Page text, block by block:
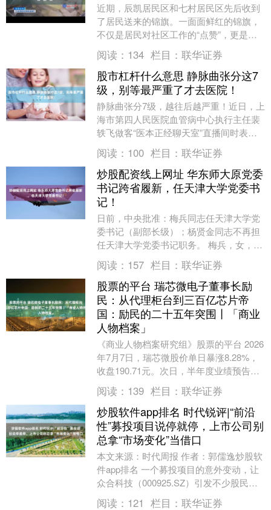
近期，辰凯居民区和七村居民区先后收到
了居民送来的锦旗。一面面鲜红的锦旗，
不仅是居民对社区工作的“点赞”，更是金
山区石化街道深耕为民服务、践行全过程
人民民主的生动....
阅读： 134 栏目： 联华证券
股市杠杆什么意思 静脉曲张分这7
级，别等最严重了才去医院！
静脉曲张分7级，越往后越严重！近日，上
海市第四人民医院血管病中心执行主任裴
轶飞做客“医本正经聊天室”直播间时表
示：如果只是0、1、2级，还能保守调
理。等级继续升....
阅读： 100 栏目： 联华证券
炒股配资线上网址 华东师大原党委
书记跨省履新，任天津大学党委书
记！
日前，中央批准：梅兵同志任天津大学党
委书记（副部长级）；杨贤金同志不再担
任天津大学党委书记职务。 梅兵，女，
1967年7月出生，在职研究生，理学博
士，中共党员，....
阅读： 157 栏目： 联华证券
股票的平台 瑞芯微电子董事长励
民：从代理柜台到三百亿芯片帝
国：励民的二十五年突围丨「商业
人物档案」
《商业人物档案研究组》股票的平台 2026
年7月7日，瑞芯微股价单日暴涨8.28%，
收盘190.71元。次日，半年度业绩预告出
炉：营收28.7至29.1亿元，同....
阅读： 139 栏目： 联华证券
炒股软件app排名 时代锐评|“前沿
性”募投项目说停就停，上市公司别
总拿“市场变化”当借口
本文来源：时代周报 作者：郭儒逸炒股软
件app排名 一个募投项目的意外变动，让
众合科技（000925.SZ）引发不少股民吐
槽。 7月28日晚，众合科技公告称，经....
阅读： 121 栏目： 联华证券